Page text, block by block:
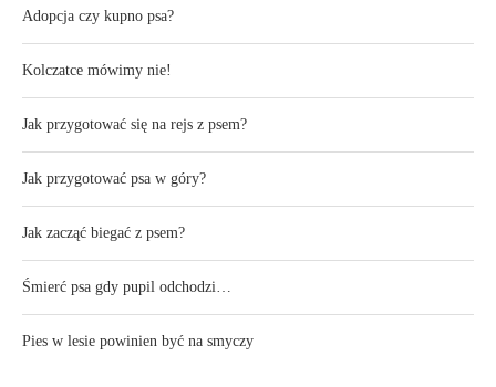
Adopcja czy kupno psa?
Kolczatce mówimy nie!
Jak przygotować się na rejs z psem?
Jak przygotować psa w góry?
Jak zacząć biegać z psem?
Śmierć psa gdy pupil odchodzi…
Pies w lesie powinien być na smyczy